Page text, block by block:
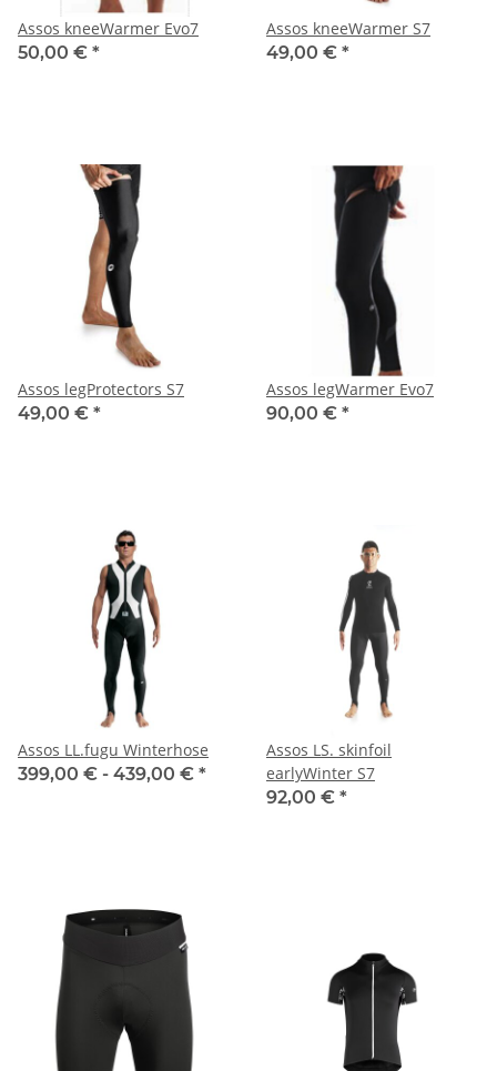
Assos kneeWarmer Evo7
50,00 € *
Assos kneeWarmer S7
49,00 € *
Assos legProtectors S7
49,00 € *
Assos legWarmer Evo7
90,00 € *
Assos LL.fugu Winterhose
399,00 € - 439,00 € *
Assos LS. skinfoil
earlyWinter S7
92,00 € *